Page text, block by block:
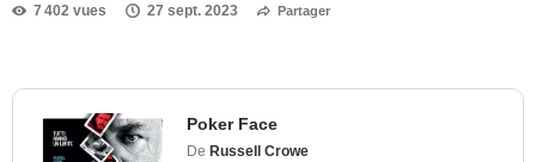
7 402 vues 27 sept. 2023 Partager
Poker Face
De Russell Crowe